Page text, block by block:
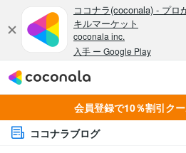
会員登録で10％割引ク
ココナラブログ